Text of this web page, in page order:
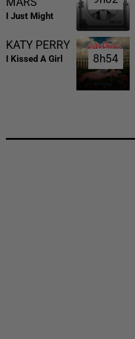
I Just Might
KATY PERRY
I Kissed A Girl 8h54
8h54